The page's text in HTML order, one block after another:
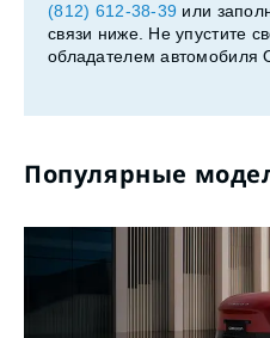
(812) 612-38-39 или
связи ниже. Не упустите
обладателем автомобиля
Популярные